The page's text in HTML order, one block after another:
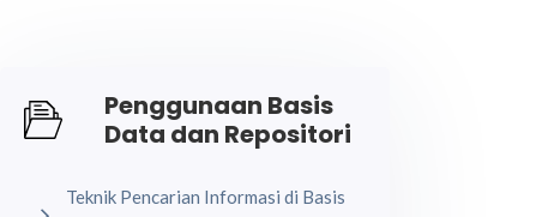
Penggunaan Basis
Data dan Repositori
Teknik Pencarian Informasi di Basis